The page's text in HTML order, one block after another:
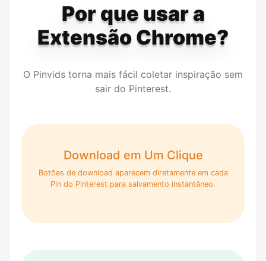
Por que usar a
Extensão Chrome?
O Pinvids torna mais fácil coletar inspiração sem
sair do Pinterest.
Download em Um Clique
Botões de download aparecem diretamente em cada
Pin do Pinterest para salvamento instantâneo.